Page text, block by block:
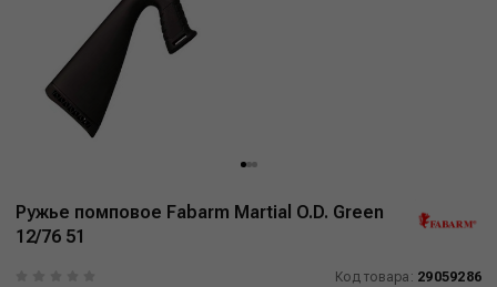
Ружье помповое Fabarm Martial O.D. Green
12/76 51
Код товара: 29059286